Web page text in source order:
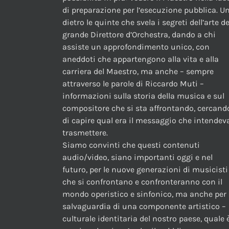
di preparazione per l’esecuzione pubblica. Un
dietro le quinte che svela i segreti dell’arte
grande Direttore d’Orchestra, dando a chi
assiste un approfondimento unico, con
aneddoti che appartengono alla vita e alla
carriera del Maestro, ma anche – sempre
attraverso le parole di Riccardo Muti –
informazioni sulla storia della musica e sul
compositore che si sta affrontando,
di capire qual era il messaggio che
trasmettere.
Siamo convinti che questi contenuti
audio/video, siano importanti oggi e nel
futuro, per le nuove generazioni di musicisti
che si confrontano e confronteranno con il
mondo operistico e sinfonico, ma anche per
salvaguardia di una componente artistico –
culturale identitaria del nostro paese, quale